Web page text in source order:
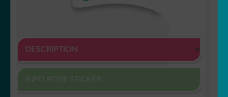
DESCRIPTION
INFO POSE STICKER